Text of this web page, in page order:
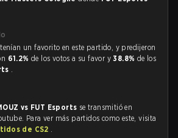
un favorito en este partido, y predijeron
61.2%de los votos a su favor y38.8% de los
.
vs FUT Esports se transmitió en
Para ver más partidos como este, visita
de CS2 .